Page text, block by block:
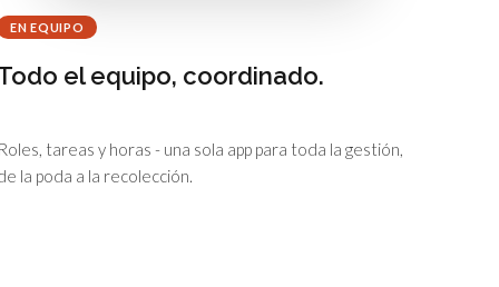
EN EQUIPO
el equipo, coordinado.
Roles, tareas y horas - una sola app para toda la gestión,
la poda a la recolección.